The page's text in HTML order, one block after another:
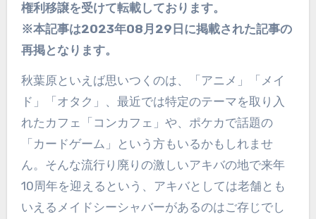
権利移譲を受けて転載しております。
※本記事は2023年08月29日に掲載された記事の
再掲となります。
秋葉原といえば思いつくのは、「アニメ」「メイ
ド」「オタク」、最近では特定のテーマを取り入
れたカフェ「コンカフェ」や、ポケカで話題の
「カードゲーム」という方もいるかもしれませ
ん。そんな流行り廃りの激しいアキバの地で来年
10周年を迎えるという、アキバとしては老舗とも
いえるメイドシーシャバーがあるのはご存じでし